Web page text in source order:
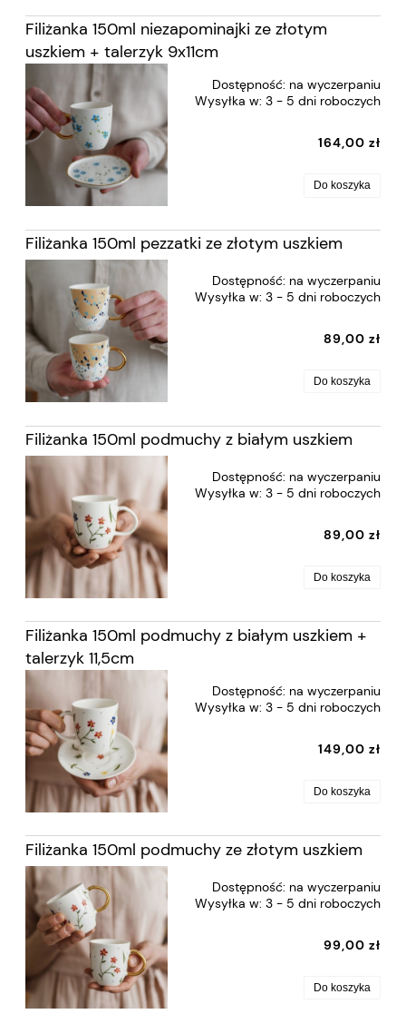
Filiżanka 150ml niezapominajki ze złotym
uszkiem + talerzyk 9x11cm
Dostępność: na wyczerpaniu
Wysyłka w: 3 - 5 dni roboczych
164,00 zł
Do koszyka
Filiżanka 150ml pezzatki ze złotym uszkiem
Dostępność: na wyczerpaniu
Wysyłka w: 3 - 5 dni roboczych
89,00 zł
Do koszyka
Filiżanka 150ml podmuchy z białym uszkiem
Dostępność: na wyczerpaniu
Wysyłka w: 3 - 5 dni roboczych
89,00 zł
Do koszyka
Filiżanka 150ml podmuchy z białym uszkiem +
talerzyk 11,5cm
Dostępność: na wyczerpaniu
Wysyłka w: 3 - 5 dni roboczych
149,00 zł
Do koszyka
Filiżanka 150ml podmuchy ze złotym uszkiem
Dostępność: na wyczerpaniu
Wysyłka w: 3 - 5 dni roboczych
99,00 zł
Do koszyka